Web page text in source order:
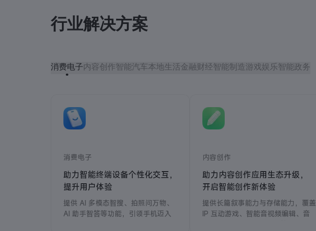
行业解决方案
消费电子内容创作智能汽车本地生活金融财经智能制造 游戏娱乐智能政务
消费电子
助力智能终端设备个性化交互，
提升用户体验
提供 AI 多模态智搜、拍照问万物、
AI 助手智答等功能，引领手机迈入
内容创作
助力内容创作应用生态升级，
开启智能创作新体验
提供长篇叙事能力与存储能力，覆盖
IP 互动游戏、智能音视频编辑、音